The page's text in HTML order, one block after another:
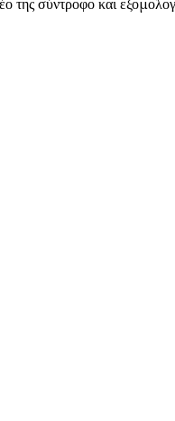
της σύντροφο και